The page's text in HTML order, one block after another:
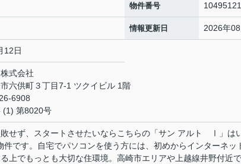
物件番号
情報更新日 2026年
12日
式会社
六供町３丁目7-1 ツクイビル 1階
6908
(1) 第8020号
せず、スタートさせたいならこちらの「サン アルト Ⅰ」は
件です。自宅でパソコンを使う方には、初めからインターネッ
上でもっとも大切な住環境。高崎市エリアや上越線井野付近